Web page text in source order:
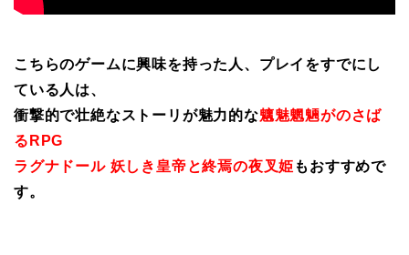
こちらのゲームに興味を持った人、プレイをすでにし
ている人は、
衝撃的で壮絶なストーリが魅力的な魑魅魍魎がのさば
るRPG
ラグナドール 妖しき皇帝と終焉の夜叉姫 もおすすめで
す。